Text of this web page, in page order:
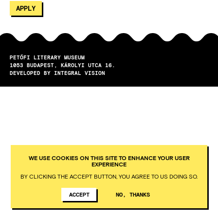
PETŐFI LITERARY MUSEUM
1053
BUDAPEST
KÁROLYI UTCA 16.
DEVELOPED BY INTEGRAL VISION
WE USE COOKIES ON THIS SITE TO ENHANCE YOUR USER
EXPERIENCE
BY CLICKING THE ACCEPT BUTTON, YOU AGREE TO US DOING SO.
ACCEPT NO, THANKS